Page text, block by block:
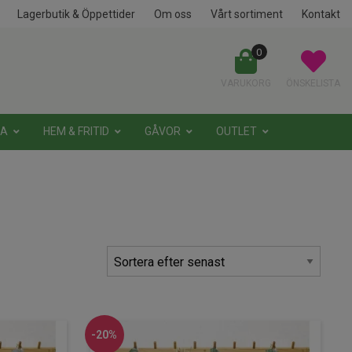
Lagerbutik & Öppettider Om oss Vårt sortiment Kontakt
0
HEM & FRITID GÅVOR OUTLET
-20%